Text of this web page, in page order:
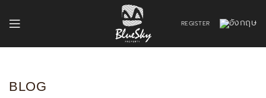
REGISTER
BLOG